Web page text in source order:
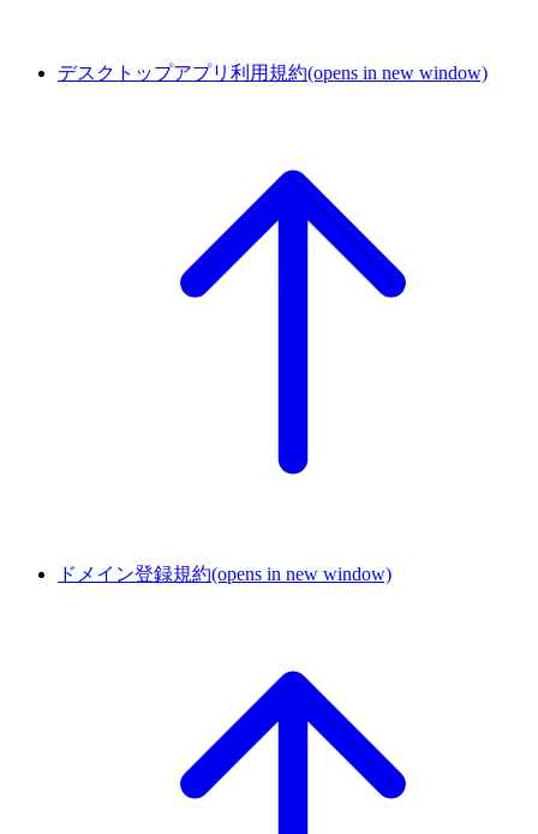
デスクトップアプリ利用規約(opens in new window)
ドメイン登録規約(opens in new window)